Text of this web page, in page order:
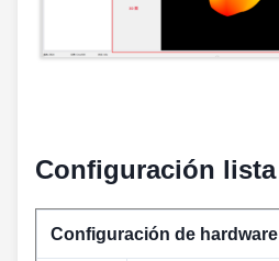
Configuración lista
Configuración de hardware